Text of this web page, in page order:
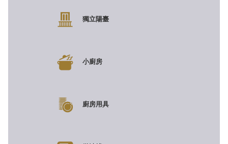
獨立陽臺
小廚房
廚房用具